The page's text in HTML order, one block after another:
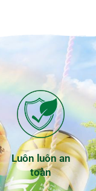
Luôn luôn an
toàn